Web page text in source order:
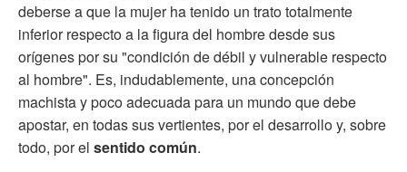
deberse a que la mujer ha tenido un trato totalmente
inferior respecto a la figura del hombre desde sus
orígenes por su "condición de débil y vulnerable respecto
al hombre". Es, indudablemente, una concepción
machista y poco adecuada para un mundo que debe
apostar, en todas sus vertientes, por el desarrollo y, sobre
todo, por el sentido común.